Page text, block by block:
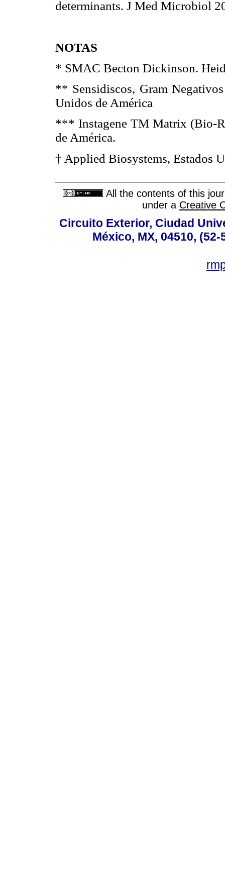
determinants. J Med
NOTAS
* SMAC Becton Dickinson.
** Sensidiscos, Gram
Unidos de América
*** Instagene TM Matrix (Bio-
de América.
† Applied Biosystems, Estados
All the contents of this
under a Creative
Circuito Exterior, Ciudad
México, MX, 04510,